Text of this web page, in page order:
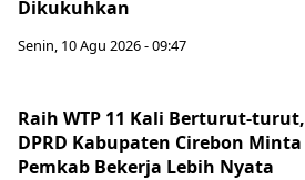
Dikukuhkan
Senin, 10 Agu 2026 - 09:47
Raih WTP 11 Kali Berturut-turut,
DPRD Kabupaten Cirebon Minta
Pemkab Bekerja Lebih Nyata